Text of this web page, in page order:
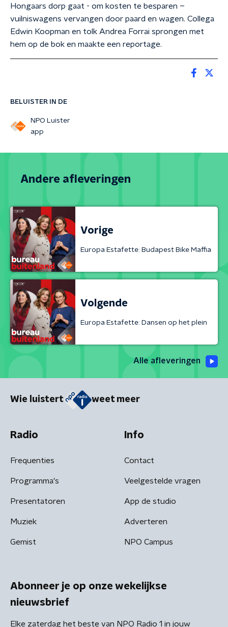
BELUISTER IN DE
NPO Luister
app
Hongaars dorp gaat - om kosten te besparen –
vuilniswagens vervangen door paard en wagen. Collega
Edwin Koopman en tolk Andrea Forrai sprongen met
hem op de bok en maakte een reportage.
Andere afleveringen
Vorige
Europa Estafette: Budapest Bike Maffia
Volgende
Europa Estafette: Dansen op het plein
Alle afleveringen
Wie luistert weet meer
Radio
Frequenties
Programma's
Presentatoren
Muziek
Gemist
Info
Contact
Veelgestelde vragen
App de studio
Adverteren
NPO Campus
Abonneer je op onze wekelijkse
nieuwsbrief
Elke zaterdag het beste van NPO Radio 1 in jouw